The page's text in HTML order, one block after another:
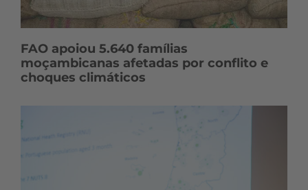
FAO apoiou 5.640 famílias
moçambicanas afetadas por conflito e
choques climáticos